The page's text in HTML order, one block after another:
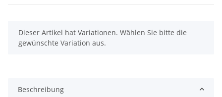
x
Dieser Artikel hat Variationen. Wählen Sie bitte die
gewünschte Variation aus.
Beschreibung